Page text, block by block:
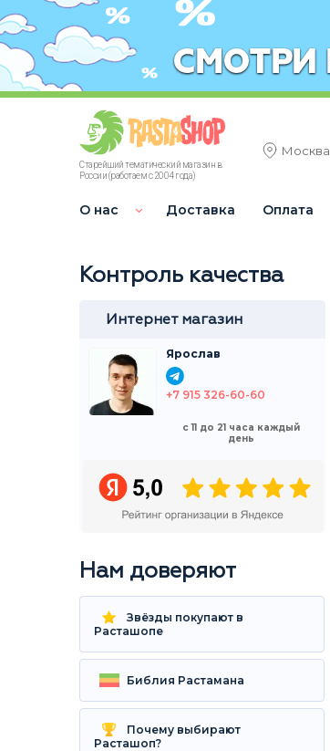
Старейший тематический магазин в
России (работаем с 2004 года)
Москва
О нас Доставка Оплата
Контроль качества
Интернет магазин
Ярослав
+7 915 326-60-60
с 11 до 21 часа каждый
день
Нам доверяют
Звёзды покупают в
Расташопе
Библия Растамана
Почему выбирают
Расташоп?